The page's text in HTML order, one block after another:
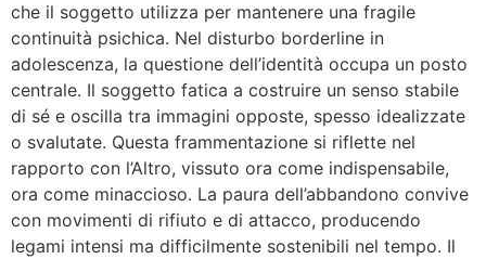
che il soggetto utilizza per mantenere una fragile
continuità psichica. Nel disturbo borderline in
adolescenza, la questione dell’identità occupa un posto
centrale. Il soggetto fatica a costruire un senso stabile
di sé e oscilla tra immagini opposte, spesso idealizzate
o svalutate. Questa frammentazione si riflette nel
rapporto con l’Altro, vissuto ora come indispensabile,
ora come minaccioso. La paura dell’abbandono convive
con movimenti di rifiuto e di attacco, producendo
legami intensi ma difficilmente sostenibili nel tempo. Il